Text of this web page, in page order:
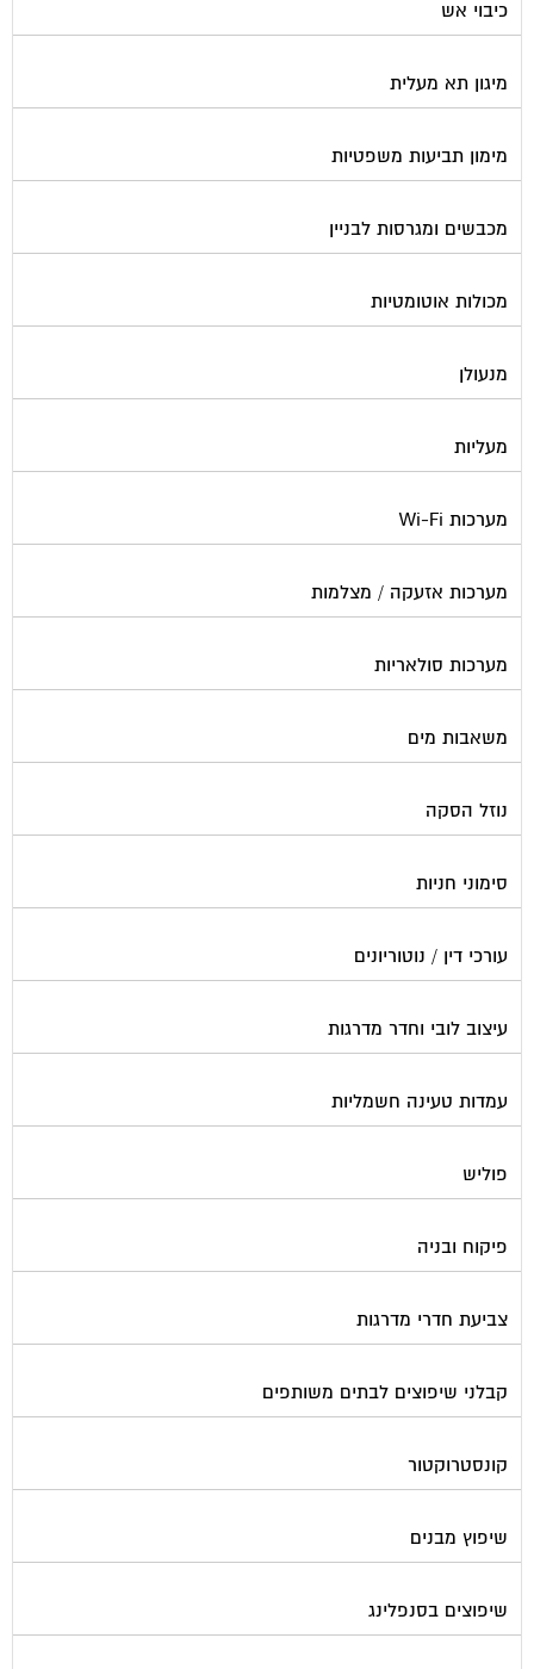
כיבוי אש
מיגון תא מעלית
מימון תביעות משפטיות
מכבשים ומגרסות לבניין
מכולות אוטומטיות
מנעולן
מעליות
מערכות Wi-Fi
מערכות אזעקה / מצלמות
מערכות סולאריות
משאבות מים
נוזל הסקה
סימוני חניות
עורכי דין / נוטוריונים
עיצוב לובי וחדר מדרגות
עמדות טעינה חשמליות
פוליש
פיקוח ובניה
צביעת חדרי מדרגות
קבלני שיפוצים לבתים משותפים
קונסטרוקטור
שיפוץ מבנים
שיפוצים בסנפלינג